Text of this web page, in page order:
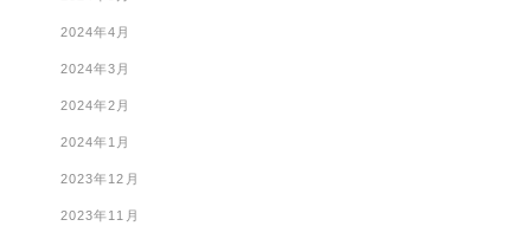
2024年4月
2024年3月
2024年2月
2024年1月
2023年12月
2023年11月